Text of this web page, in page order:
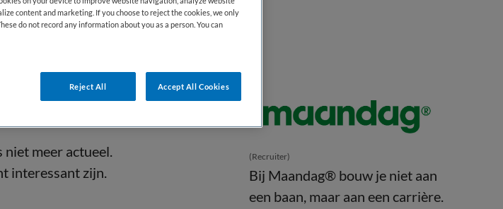
bepaald
niet meer actueel.
interessant zijn.
(Recruiter)
Bij Maandag® bouw je niet aan
een baan, maar aan een carrière.
content and marketing. If you choose to reject the cookies, we only
do not record any information about you as a person. You can
Reject All Accept All Cookies